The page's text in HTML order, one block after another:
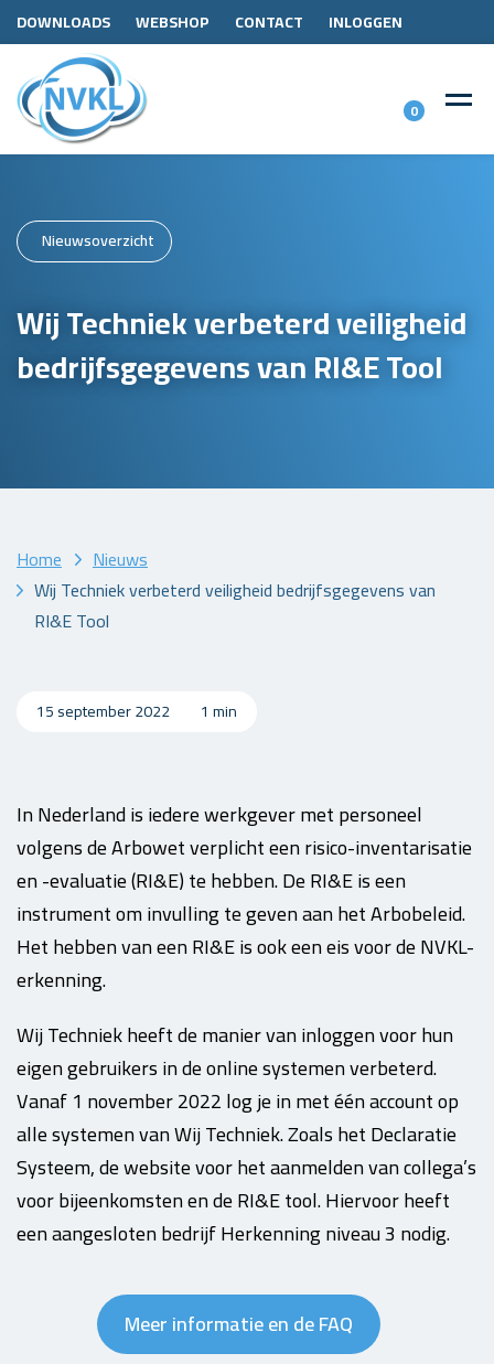
DOWNLOADS WEBSHOP CONTACT INLOGGEN
0
Nieuwsoverzicht
Wij Techniek verbeterd veiligheid
bedrijfsgegevens van RI&E Tool
Home
Nieuws
Wij Techniek verbeterd veiligheid bedrijfsgegevens van
RI&E Tool
15 september 2022 1 min
In Nederland is iedere werkgever met personeel
volgens de Arbowet verplicht een risico-inventarisatie
en -evaluatie (RI&E) te hebben. De RI&E is een
instrument om invulling te geven aan het Arbobeleid.
Het hebben van een RI&E is ook een eis voor de NVKL-
erkenning.
Wij Techniek heeft de manier van inloggen voor hun
eigen gebruikers in de online systemen verbeterd.
Vanaf 1 november 2022 log je in met één account op
alle systemen van Wij Techniek. Zoals het Declaratie
Systeem, de website voor het aanmelden van collega’s
voor bijeenkomsten en de RI&E tool. Hiervoor heeft
een aangesloten bedrijf Herkenning niveau 3 nodig.
Meer informatie en de FAQ